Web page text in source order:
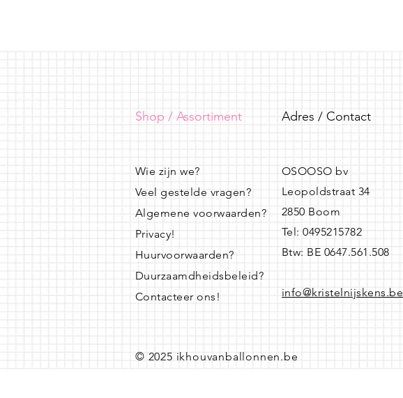
Shop / Assortiment Adres / Contact
Wie zijn we?
Veel gestelde vragen?
Algemene voorwaarden?
Privacy!
Huurvoorwaarden?
Duurzaamdheidsbeleid?
Contacteer ons!
OSOOSO bv
Leopoldstraat 34
2850 Boom
Tel: 0495215782
Btw: BE 0647.561.508
info@kristelnijskens.be
© 2025 ikhouvanballonnen.be